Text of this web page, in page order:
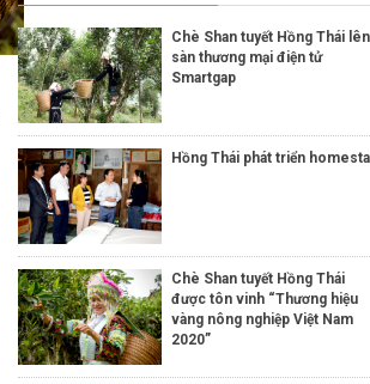
Chè Shan tuyết Hồng Thái lên
sàn thương mại điện tử
Smartgap
Hồng Thái phát triển
Chè Shan tuyết Hồng Thái
được tôn vinh “Thương hiệu
vàng nông nghiệp Việt Nam
2020”